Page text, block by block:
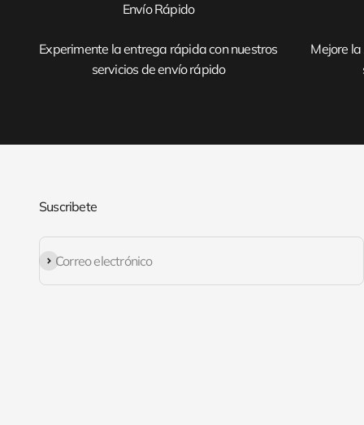
Envío Rápido
Experimente la entrega rápida con nuestros
servicios de envío rápido
Mejore
Suscribete
Correo electrónico
Suscribirse